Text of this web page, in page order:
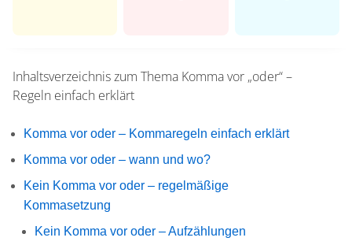
Inhaltsverzeichnis zum Thema Komma vor „oder“ –
Regeln einfach erklärt
Komma vor oder – Kommaregeln einfach erklärt
Komma vor oder – wann und wo?
Kein Komma vor oder – regelmäßige
Kommasetzung
Kein Komma vor oder – Aufzählungen